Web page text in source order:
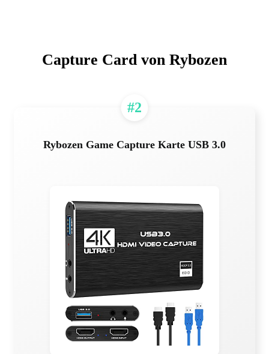
Capture Card von Rybozen
#2
Rybozen Game Capture Karte USB 3.0